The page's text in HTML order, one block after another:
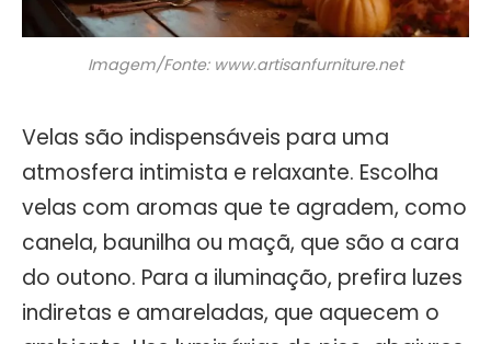
Imagem/Fonte: www.artisanfurniture.net
Velas são indispensáveis para uma
atmosfera intimista e relaxante. Escolha
velas com aromas que te agradem, como
canela, baunilha ou maçã, que são a cara
do outono. Para a iluminação, prefira luzes
indiretas e amareladas, que aquecem o